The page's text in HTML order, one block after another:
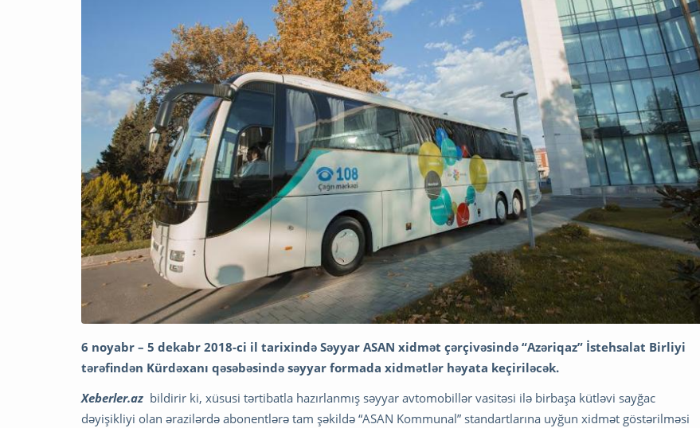
6 noyabr – 5 dekabr 2018-ci il tarixində Səyyar ASAN xidmət çərçivəsində “Azəriqaz” İstehsalat Birliyi
tərəfindən Kürdəxanı qəsəbəsində səyyar formada xidmətlər həyata keçiriləcək.
Xeberler.az bildirir ki, xüsusi tərtibatla hazırlanmış səyyar avtomobillər vasitəsi ilə birbaşa kütləvi sayğac
dəyişikliyi olan ərazilərdə abonentlərə tam şəkildə “ASAN Kommunal” standartlarına uyğun xidmət göstərilməsi